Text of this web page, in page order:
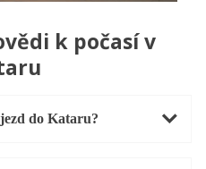
k počasí v
do Kataru?